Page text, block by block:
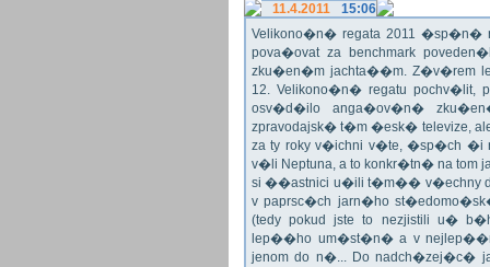
11.4.2011
15:06
Velikono�n� regata 2011 �sp�n�
pova�ovat za benchmark
zku�en�m jachta��m. Z�v�rem
12. Velikono�n� regatu
osv�d�ilo anga�ov�n�
zpravodajsk� t�m �esk� televize,
za ty roky v�ichni v�te, �sp�ch
v�li Neptuna, a to konkr�tn� na tom
si ��astnici u�ili t�m�� v�echny
v paprsc�ch jarn�ho
(tedy pokud jste to nezjistili u�
lep��ho um�st�n� a v
jenom do n�... Do nadch�zej�c�